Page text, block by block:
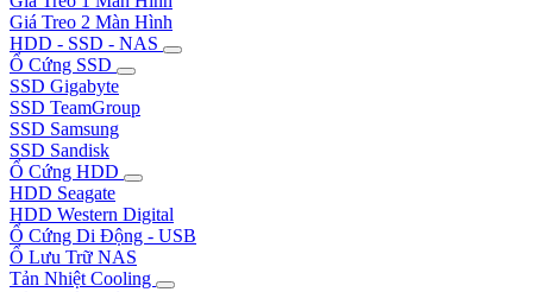
Giá Treo 2 Màn Hình
HDD - SSD - NAS
Ổ Cứng SSD
SSD Gigabyte
SSD TeamGroup
SSD Samsung
SSD Sandisk
Ổ Cứng HDD
HDD Seagate
HDD Western Digital
Ổ Cứng Di Động - USB
Ổ Lưu Trữ NAS
Tản Nhiệt Cooling